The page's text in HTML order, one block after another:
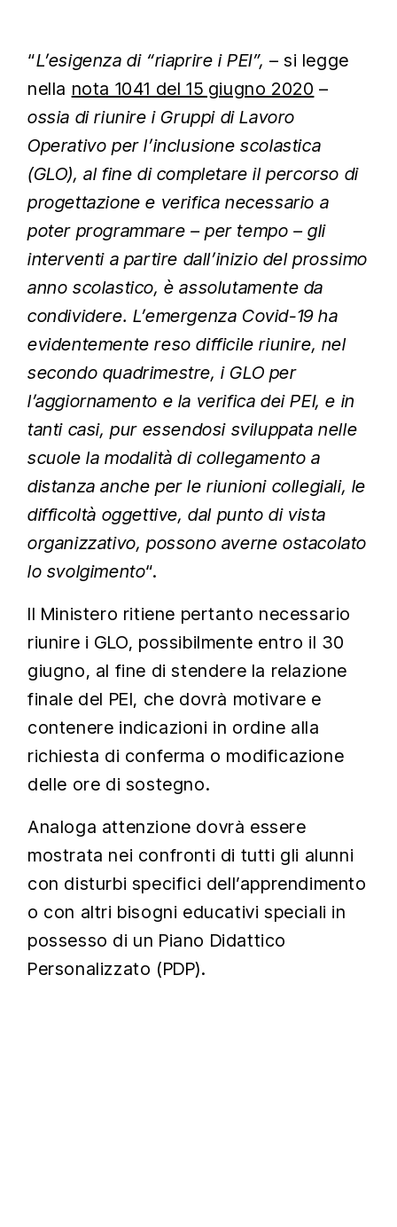
“L’esigenza di “riaprire i PEI”, – si legge
nella nota 1041 del 15 giugno 2020 –
ossia di riunire i Gruppi di Lavoro
Operativo per l’inclusione scolastica
(GLO), al fine di completare il percorso di
progettazione e verifica necessario a
poter programmare – per tempo – gli
interventi a partire dall’inizio del prossimo
anno scolastico, è assolutamente da
condividere. L’emergenza Covid-19 ha
evidentemente reso difficile riunire, nel
secondo quadrimestre, i GLO per
l’aggiornamento e la verifica dei PEI, e in
tanti casi, pur essendosi sviluppata nelle
scuole la modalità di collegamento a
distanza anche per le riunioni collegiali, le
difficoltà oggettive, dal punto di vista
organizzativo, possono averne ostacolato
lo svolgimento“.
Il Ministero ritiene pertanto necessario
riunire i GLO, possibilmente entro il 30
giugno, al fine di stendere la relazione
finale del PEI, che dovrà motivare e
contenere indicazioni in ordine alla
richiesta di conferma o modificazione
delle ore di sostegno.
Analoga attenzione dovrà essere
mostrata nei confronti di tutti gli alunni
con disturbi specifici dell’apprendimento
o con altri bisogni educativi speciali in
possesso di un Piano Didattico
Personalizzato (PDP).